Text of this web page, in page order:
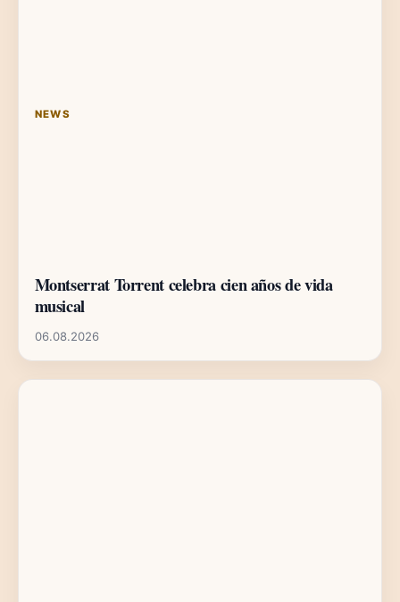
NEWS
Montserrat Torrent celebra cien años de vida
musical
06.08.2026